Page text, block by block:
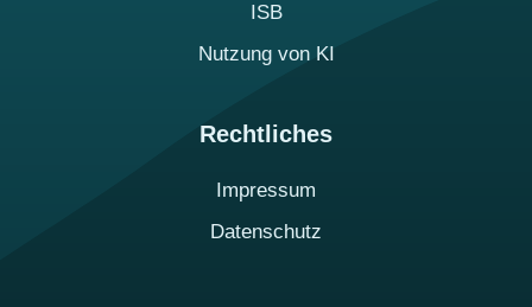
ISB
Nutzung von KI
Rechtliches
Impressum
Datenschutz